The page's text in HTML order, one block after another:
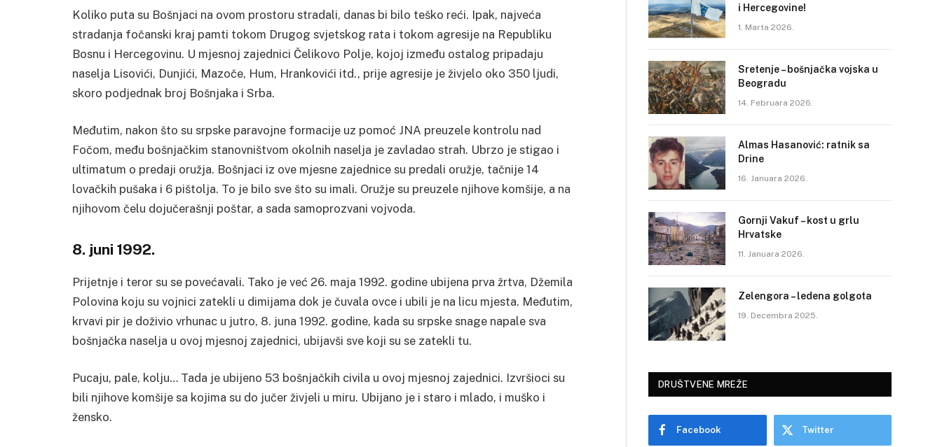
Koliko puta su Bošnjaci na ovom prostoru stradali, danas bi bilo teško reći. Ipak, najveća
stradanja fočanski kraj pamti tokom Drugog svjetskog rata i tokom agresije na Republiku
Bosnu i Hercegovinu. U mjesnoj zajednici Čelikovo Polje, kojoj između ostalog pripadaju
naselja Lisovići, Dunjići, Mazoče, Hum, Hrankovići itd., prije agresije je živjelo oko 350 ljudi,
skoro podjednak broj Bošnjaka i Srba.
Međutim, nakon što su srpske paravojne formacije uz pomoć JNA preuzele kontrolu nad
Fočom, među bošnjačkim stanovništvom okolnih naselja je zavladao strah. Ubrzo je stigao i
ultimatum o predaji oružja. Bošnjaci iz ove mjesne zajednice su predali oružje, tačnije 14
lovačkih pušaka i 6 pištolja. To je bilo sve što su imali. Oružje su preuzele njihove komšije, a na
njihovom čelu dojučerašnji poštar, a sada samoprozvani vojvoda.
8. juni 1992.
Prijetnje i teror su se povećavali. Tako je već 26. maja 1992. godine ubijena prva žrtva, Džemila
Polovina koju su vojnici zatekli u dimijama dok je čuvala ovce i ubili je na licu mjesta. Međutim,
krvavi pir je doživio vrhunac u jutro, 8. juna 1992. godine, kada su srpske snage napale sva
bošnjačka naselja u ovoj mjesnoj zajednici, ubijavši sve koji su se zatekli tu.
Pucaju, pale, kolju… Tada je ubijeno 53 bošnjačkih civila u ovoj mjesnoj zajednici. Izvršioci su
bili njihove komšije sa kojima su do jučer živjeli u miru. Ubijano je i staro i mlado, i muško i
žensko.
i Hercegovine!
1. Marta 2026.
Sretenje – bošnjačka vojska u
Beogradu
14. Februara 2026.
Almas Hasanović: ratnik sa
Drine
16. Januara 2026.
Gornji Vakuf – kost u grlu
Hrvatske
11. Januara 2026.
Zelengora – ledena golgota
19. Decembra 2025.
DRUŠTVENE MREŽE
Facebook Twitter